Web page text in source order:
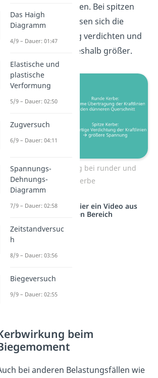
Querschnitt übertragen. Bei spitzen
Kerben dagegen müssen sich die
Kraftlinien schlagartig verdichten und
die Spannung wird deshalb größer.
Spannungsverteilung bei runder und
spitzer Kerbe
Studyflix vernetzt: Hier ein Video aus
einem anderen Bereich
beim
bei anderen Belastungsfällen wie
Das Haigh
Diagramm
4/9 – Dauer: 01:47
Elastische und
plastische
Verformung
5/9 – Dauer: 02:50
Zugversuch
6/9 – Dauer: 04:11
Spannungs-
Dehnungs-
Diagramm
7/9 – Dauer: 02:58
Zeitstandversuc
h
8/9 – Dauer: 03:56
Biegeversuch
9/9 – Dauer: 02:55